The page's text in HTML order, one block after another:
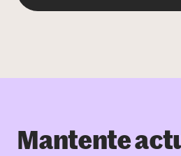
Mantente